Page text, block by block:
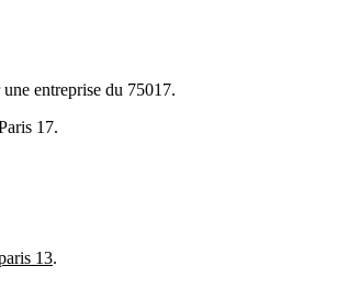
entreprise du 75017.
17.
13.